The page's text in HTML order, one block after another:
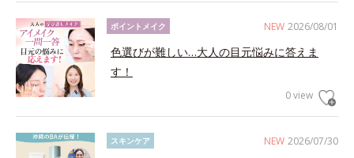
NEW 2026/08/01
ポイントメイク
色選びが難しい…大人の目元悩みに答えま
す！
0 view
NEW 2026/07/30
スキンケア